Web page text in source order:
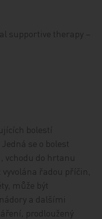
supportive therapy –
bolestí
se o bolest
vchodu do hrtanu
řadou příčin,
může být
a dalšími
prodloužený